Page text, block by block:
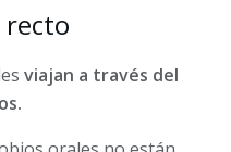
recto
viajan a través del